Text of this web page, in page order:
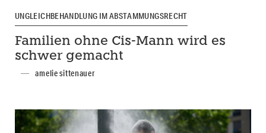
UNGLEICHBEHANDLUNG IM ABSTAMMUNGSRECHT
Familien ohne Cis-Mann wird es
schwer gemacht
amelie sittenauer